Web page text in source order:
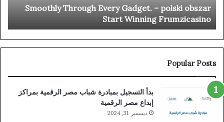
Every
Gadget.
–
polski
obszar
Start
Frumzicasino
Smoothly Through Every Gadget. – polski obszar
Start Winning Frumzicasino
Popular Posts
بدأ التسجيل بمبادرة شباب مصر الرقمية بمراكز
إبداع مصر الرقمية
ديسمبر 31, 2024